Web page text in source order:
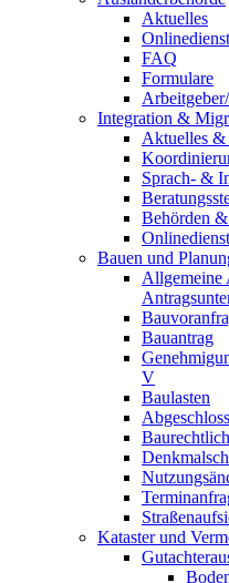
Aktuelles
FAQ
Formulare
Integration &
Aktuelles &
Sprach- &
Behörden
Bauen und
Allgemeine
Bauantrag
V
Baulasten
Kataster und